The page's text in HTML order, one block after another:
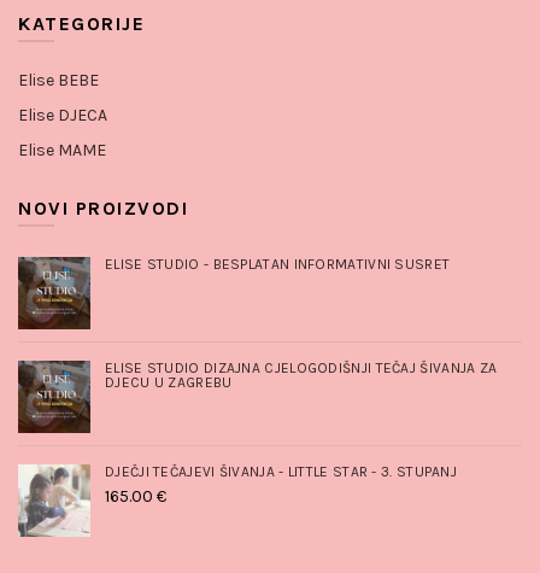
ELISE BABY
–
KONCEPT
DUŠOM
2026. No
Comments
KATEGORIJE
Elise BEBE
Elise DJECA
Elise MAME
NOVI PROIZVODI
ELISE STUDIO - BESPLATAN INFORMATIVNI SUSRET
ELISE STUDIO DIZAJNA CJELOGODIŠNJI TEČAJ ŠIVANJA ZA
DJECU U ZAGREBU
DJEČJI TEČAJEVI ŠIVANJA - LITTLE STAR - 3. STUPANJ
165.00 €